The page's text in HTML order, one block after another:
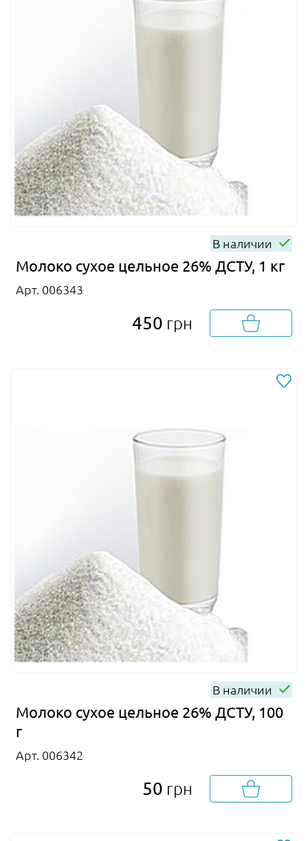
В наличии
Молоко сухое цельное 26% ДСТУ, 1 кг
Арт. 006343
450 грн
В наличии
Молоко сухое цельное 26% ДСТУ, 100
г
Арт. 006342
50 грн